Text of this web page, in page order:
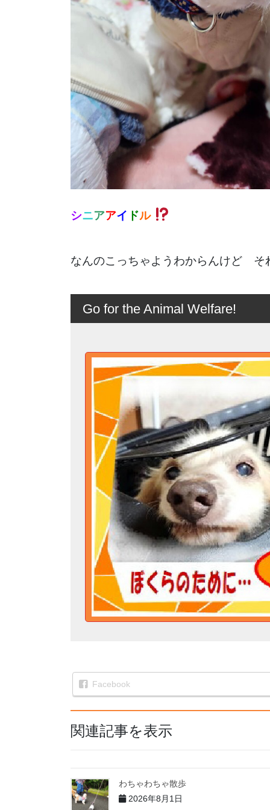
シニアアイ ドル
なんのこっちゃようわからんけど
Go for the Animal Welfare!
Facebook
関連記事を表示
わちゃわちゃ散歩
2026年8月1日